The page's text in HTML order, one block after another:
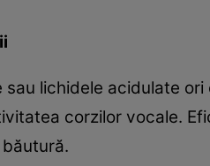
lichidele acidulate
corzilor vocale.